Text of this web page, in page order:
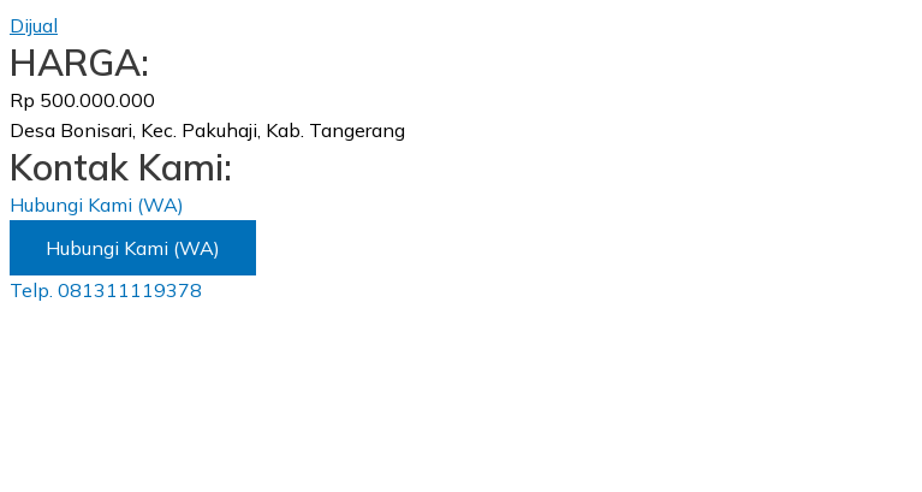
Dijual
HARGA:
Rp 500.000.000
Desa Bonisari, Kec. Pakuhaji, Kab. Tangerang
Kontak Kami:
Hubungi Kami (WA)
Hubungi Kami (WA)
Telp. 081311119378